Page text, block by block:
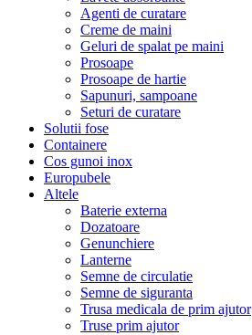
Agenti de curatare
Creme de maini
Geluri de spalat pe maini
Prosoape
Prosoape de hartie
Sapunuri, sampoane
Seturi de curatare
Solutii fose
Containere
Cos gunoi inox
Europubele
Altele
Baterie externa
Dozatoare
Genunchiere
Lanterne
Semne de circulatie
Semne de siguranta
Trusa medicala de prim ajutor
Truse prim ajutor